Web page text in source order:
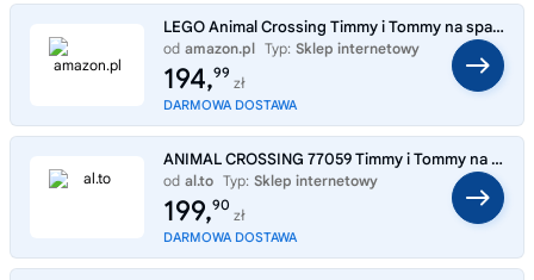
LEGO Animal Crossing Timmy i Tommy na spacerze 77059 | Zabawka gamingowa, zestaw kolekcjonerski, prezent dla fana gry 10
od amazon.pl Typ: Sklep internetowy
194,99
zł
DARMOWA DOSTAWA
ANIMAL CROSSING 77059 Timmy i Tommy na spacerze
od al.to Typ: Sklep internetowy
199,90
zł
DARMOWA DOSTAWA